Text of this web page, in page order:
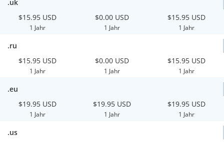
.uk
$15.95 USD
1 Jahr
$0.00 USD
1 Jahr
$15.95 USD
1 Jahr
.ru
$15.95 USD
1 Jahr
$0.00 USD
1 Jahr
$15.95 USD
1 Jahr
.eu
$19.95 USD
1 Jahr
$19.95 USD
1 Jahr
$19.95 USD
1 Jahr
.us